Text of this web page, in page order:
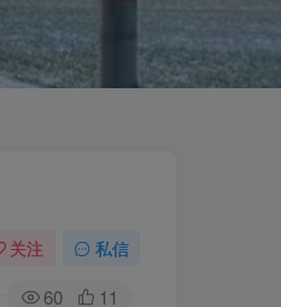
关注 私信
60 11